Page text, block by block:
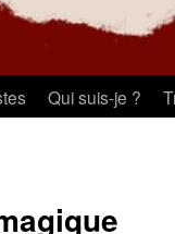
Qui suis-je ?